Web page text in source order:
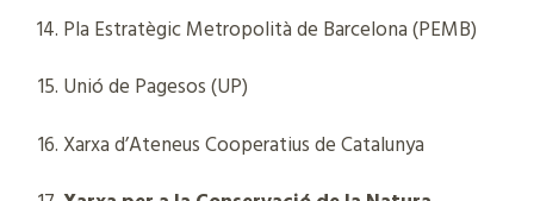
Pla Estratègic Metropolità de Barcelona (PEMB)
Unió de Pagesos (UP)
Xarxa d’Ateneus Cooperatius de Catalunya